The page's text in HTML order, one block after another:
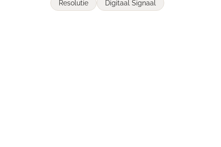
Resolutie Digitaal Signaal